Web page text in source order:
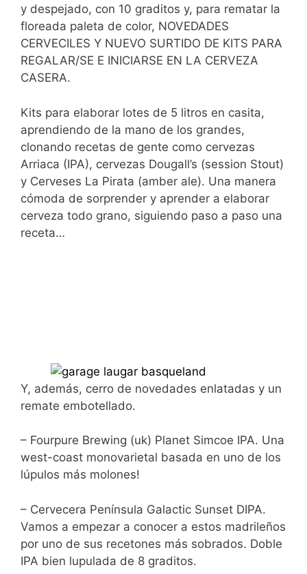
y despejado, con 10 graditos y, para rematar la
floreada paleta de color, NOVEDADES
CERVECILES Y NUEVO SURTIDO DE KITS PARA
REGALAR/SE E INICIARSE EN LA CERVEZA
CASERA.
Kits para elaborar lotes de 5 litros en casita,
aprendiendo de la mano de los grandes,
clonando recetas de gente como cervezas
Arriaca (IPA), cervezas Dougall’s (session Stout)
y Cerveses La Pirata (amber ale). Una manera
cómoda de sorprender y aprender a elaborar
cerveza todo grano, siguiendo paso a paso una
receta…
Y, además, cerro de novedades enlatadas y un
remate embotellado.
– Fourpure Brewing (uk) Planet Simcoe IPA. Una
west-coast monovarietal basada en uno de los
lúpulos más molones!
– Cervecera Península Galactic Sunset DIPA.
Vamos a empezar a conocer a estos madrileños
por uno de sus recetones más sobrados. Doble
IPA bien lupulada de 8 graditos.